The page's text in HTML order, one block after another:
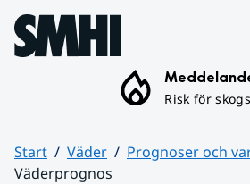
Hoppa till sidans innehåll
Risk för
Start Väder
Prognoser och
Väderprognos